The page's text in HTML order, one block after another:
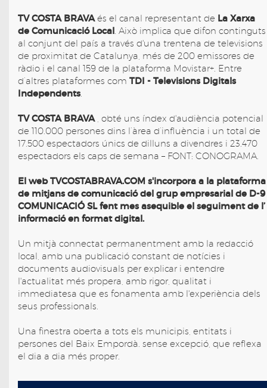
TV COSTA BRAVAés el canal representant de La Xarxa
de Comunicació Local . Això implica que difon continguts
al conjunt del país a través d'una trentena de televisions
de proximitat de Catalunya, més de 200 emissores de
ràdio i el canal 159 de la plataforma Movistar+. Entre
d’altres plataformes com TDI - Televisions Digitals
Independents.
TV COSTA BRAVA, obté uns índex d'audiència potencial
de 110.000 persones dins l’àrea d’influència i un total de
17.500 espectadors únics de dilluns a divendres i 23.470
espectadors els caps de semana – FONT: CONOGRAMA.
El web TVCOSTABRAVA.COM s'incorpora a la plataforma
de mitjans de comunicació del grup empresarial de D-9
COMUNICACIÓ SL fent mes asequible el seguiment de l’
informació en format digital.
Un mitjà connectat permanentment amb la redacció
local, amb una publicació constant de notícies i
documents audiovisuals per explicar i entendre
l'actualitat més propera, amb rigor, qualitat i
immediatesa que es fonamenta amb l'experiència dels
seus professionals.
Una finestra oberta a tots els municipis, entitats i
persones del Baix Empordà. sense excepció, que reflexa
el dia a dia més proper.